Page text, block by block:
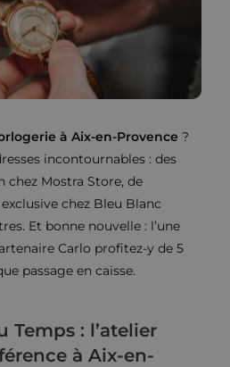
à Aix-en-Provence ?
incontournables : des
Mostra Store, de
chez Bleu Blanc
Et bonne nouvelle : l’une
Carlo profitez-y de 5
passage en caisse.
Temps : l’atelier
à Aix-en-